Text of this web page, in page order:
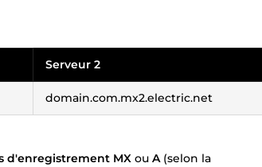
Serveur 2
domain.com.mx2.electric.net
d'enregistrement MX ou A(selon la